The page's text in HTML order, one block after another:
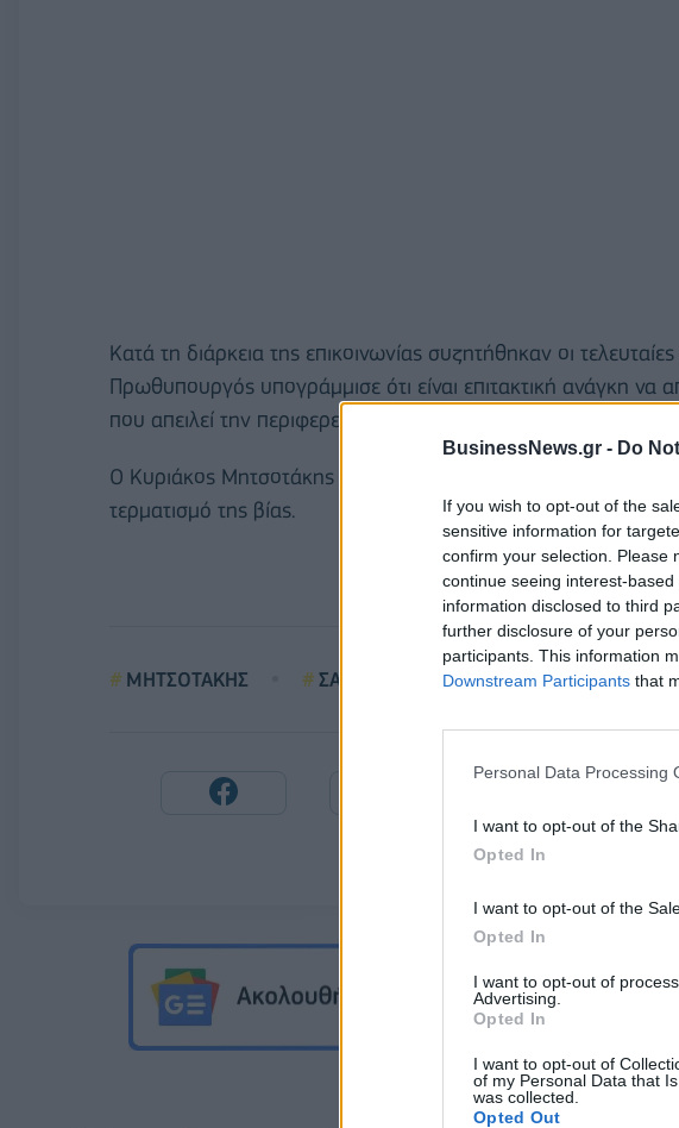
BusinessNews.gr - Do
If you wish to opt-out of the
sensitive information for
confirm your selection. Please
continue seeing interest-
information disclosed to third
further disclosure of your
participants. This information
Downstream Participants that
Personal Data Processing
I want to opt-out of the
Opted In
I want to opt-out of the
Opted In
I want to opt-out of
Advertising.
Opted In
I want to opt-out of
of my Personal Data that
was collected.
Opted Out
Κατά τη διάρκεια της επικοινωνίας συζητήθηκαν οι τελευταίες
Πρωθυπουργός υπογράμμισε ότι είναι επιτακτική ανάγκη να
που απειλεί την περιφερειακή σταθερότητα και ασφάλεια.
Ο Κυριάκος Μητσοτάκης χαιρέτισε τις προσπάθειες της
τερματισμό της βίας.
ΜΗΤΣΟΤΑΚΗΣ ΣΑΟΥΔΙΚΗ ΑΡΑΒΙΑ